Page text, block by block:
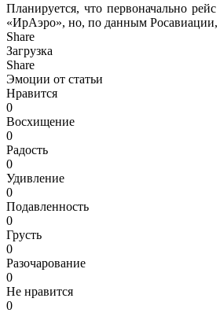
Планируется, что первоначально
«ИрАэро», но, по данным Росавиации,
Share
Загрузка
Share
Эмоции от статьи
Нравится
0
Восхищение
0
Радость
0
Удивление
0
Подавленность
0
Грусть
0
Разочарование
0
Не нравится
0